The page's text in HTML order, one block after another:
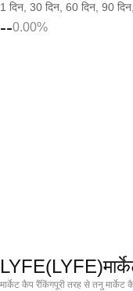
1 दिन, 30 दिन, 60 दिन, 90
--0.00%
मार्केट कैप रैंकिंगपूरी तरह से तनु मार्केट